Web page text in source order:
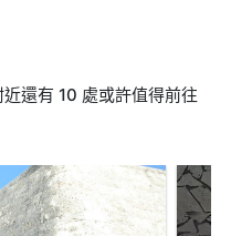
還有 10 處或許值得前往